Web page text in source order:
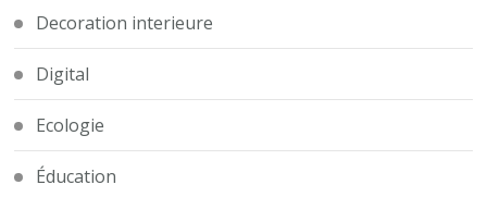
Decoration interieure
Digital
Ecologie
Éducation